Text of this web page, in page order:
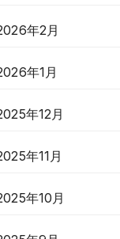
年2月
年1月
年12月
年11月
年10月